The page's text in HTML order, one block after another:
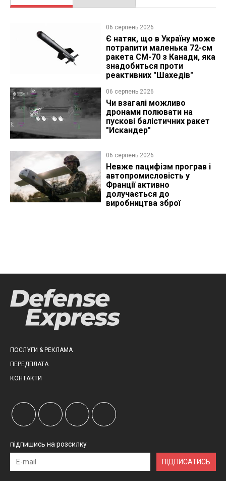
06 серпень 2026
Є натяк, що в Україну може
потрапити маленька 72-см
ракета CM-70 з Канади, яка
знадобиться проти
реактивних "Шахедів"
06 серпень 2026
Чи взагалі можливо
дронами полювати на
пускові балістичних ракет
"Искандер"
06 серпень 2026
Невже пацифізм програв і
автопромисловість у
Франції активно
долучається до
виробництва зброї
ПОСЛУГИ & РЕКЛАМА
ПЕРЕДПЛАТА
КОНТАКТИ
підпишись на розсилку
ПІДПИСАТИСЬ